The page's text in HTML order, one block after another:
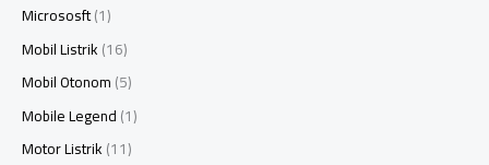
Micrososft(1)
Mobil Listrik(16)
Mobil Otonom(5)
Mobile Legend(1)
Motor Listrik(11)